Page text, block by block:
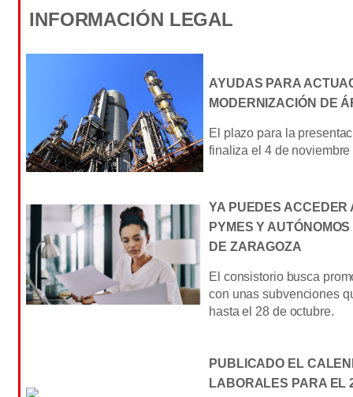
INFORMACIÓN LEGAL
AYUDAS PARA
MODERNIZACIÓN DE
El plazo para la
finaliza el 4 de noviembre
YA PUEDES ACCEDER
PYMES Y
DE ZARAGOZA
El consistorio busca
con unas subvenciones
hasta el 28 de octubre.
PUBLICADO EL
LABORALES PARA EL